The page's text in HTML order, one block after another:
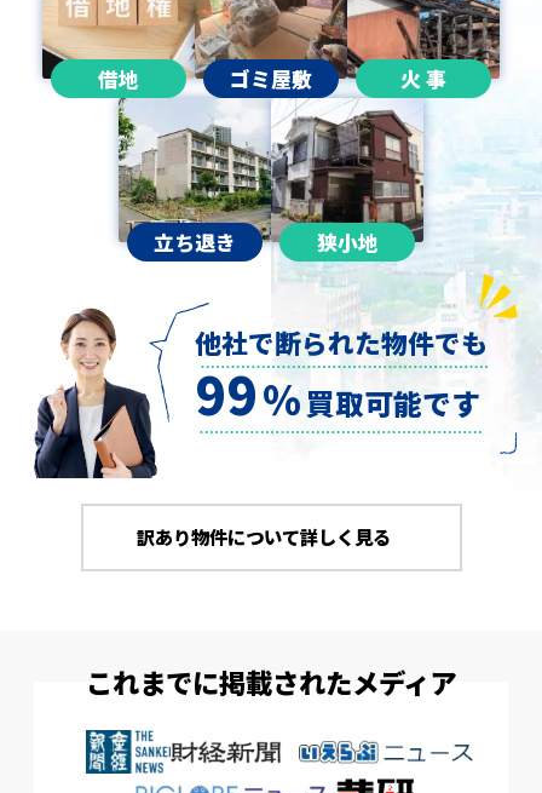
借地 ゴミ屋敷 火 事
立ち退き 狭小地
他社で断られた物件でも
99％買取可能です
訳あり物件について詳しく見る
これまでに掲載されたメディア